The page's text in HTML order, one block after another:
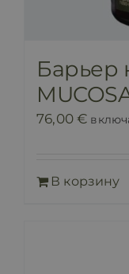
Барьер
76,00€
В корзину